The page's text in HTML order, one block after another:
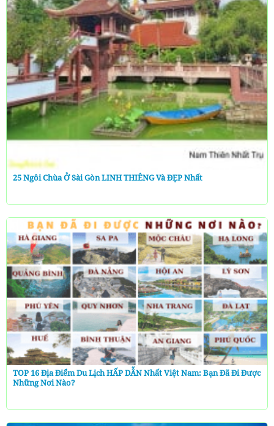
25 Ngôi Chùa Ở Sài Gòn LINH THIÊNG Và ĐẸP Nhất
TOP 16 Địa Điểm Du Lịch HẤP DẪN Nhất Việt Nam: Bạn Đã Đi Được
Những Nơi Nào?